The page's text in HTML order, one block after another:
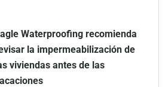
Waterproofing recomienda
la impermeabilización de
viviendas antes de las